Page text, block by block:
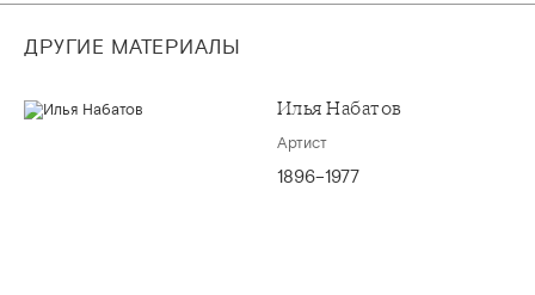
ДРУГИЕ МАТЕРИАЛЫ
Илья Набатов
Артист
1896–1977